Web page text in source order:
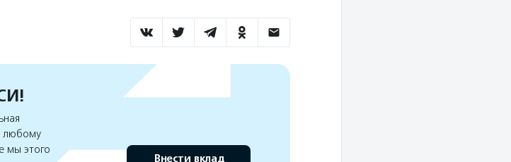
любому
мы этого
Внести вклад